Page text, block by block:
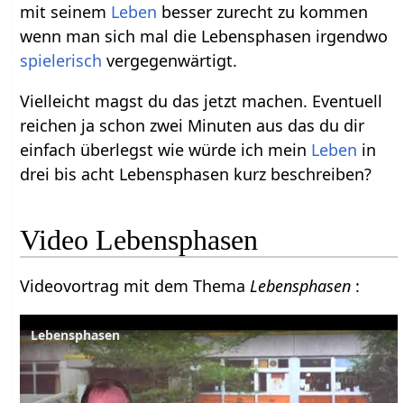
mit seinem Leben besser zurecht zu kommen
wenn man sich mal die Lebensphasen irgendwo
spielerisch vergegenwärtigt.
Vielleicht magst du das jetzt machen. Eventuell
reichen ja schon zwei Minuten aus das du dir
einfach überlegst wie würde ich mein Leben in
drei bis acht Lebensphasen kurz beschreiben?
Video Lebensphasen
Videovortrag mit dem ThemaLebensphasen :
Lebensphasen